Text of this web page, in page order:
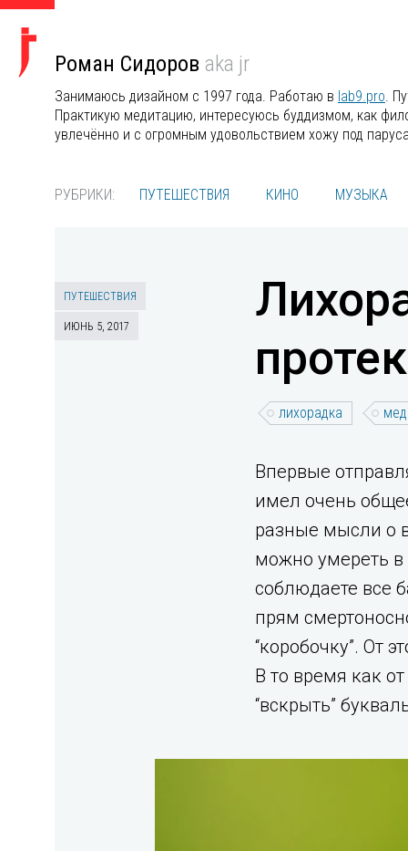
Роман Сидоров aka jr
Занимаюсь дизайном с 1997 года. Работаю в lab9.pro.
Практикую медитацию, интересуюсь буддизмом, как
увлечённо и с огромным удовольствием хожу под
РУБРИКИ: ПУТЕШЕСТВИЯ КИНО МУЗЫКА
ПУТЕШЕСТВИЯ
ИЮНЬ 5, 2017
лихорадка
Впервые
имел очень
разные мысли о
можно умереть в
соблюдаете все
прям
“коробочку”. От
В то время как
“вскрыть”